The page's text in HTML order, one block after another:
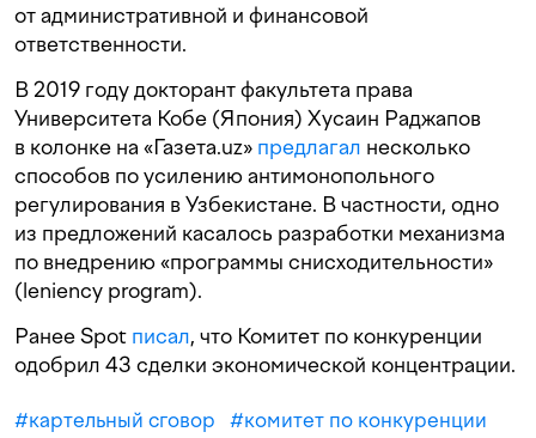
от административной и финансовой
ответственности.
В 2019 году докторант факультета права
Университета Кобе (Япония) Хусаин Раджапов
в колонке на «Газета.uz» предлагал несколько
способов по усилению антимонопольного
регулирования в Узбекистане. В частности, одно
из предложений касалось разработки механизма
по внедрению «программы снисходительности»
(leniency program).
Ранее Spot писал, что Комитет по конкуренции
одобрил 43 сделки экономической концентрации.
#картельный сговор #комитет по конкуренции